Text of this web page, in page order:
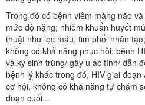
Trong đó có bệnh viêm màng não
mức độ nặng; nhiễm khuẩn huyết
thuật như lọc máu, tim phổi nhân
không có khả năng phục hồi; bệnh
và ký sinh trùng/ gây u ác tính/ dẫn
bệnh lý khác trong đó, HIV giai
cơ hội, không có khả năng tự chăm
đoạn cuối...